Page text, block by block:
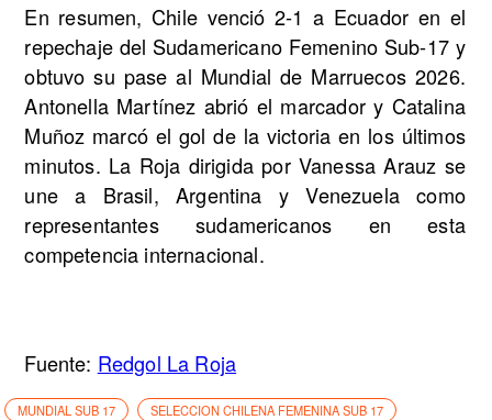
En resumen, Chile venció 2-1 a Ecuador en el
repechaje del Sudamericano Femenino Sub-17 y
obtuvo su pase al Mundial de Marruecos 2026.
Antonella Martínez abrió el marcador y Catalina
Muñoz marcó el gol de la victoria en los últimos
minutos. La Roja dirigida por Vanessa Arauz se
une a Brasil, Argentina y Venezuela como
representantes sudamericanos en esta
competencia internacional.
Fuente: Redgol La Roja
MUNDIAL SUB 17 SELECCION CHILENA FEMENINA SUB 17